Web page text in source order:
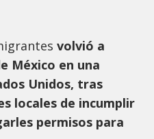
volvió a
México en una
Unidos, tras
locales de incumplir
permisos para